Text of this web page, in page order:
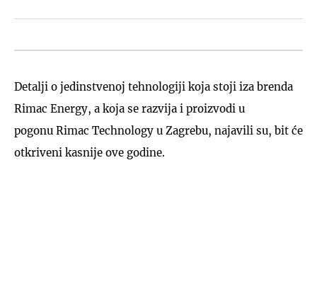
Detalji o jedinstvenoj tehnologiji koja stoji iza brenda
Rimac Energy, a koja se razvija i proizvodi u
pogonu Rimac Technology u Zagrebu, najavili su, bit će
otkriveni kasnije ove godine.